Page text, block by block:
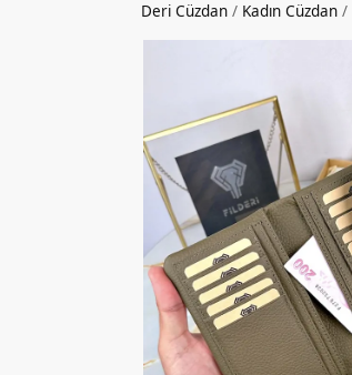
Deri Cüzdan / Kadın Cüzdan /